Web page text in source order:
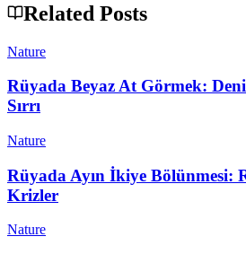
Related Posts
Nature
Rüyada Beyaz At Görmek:
Sırrı
Nature
Rüyada Ayın İkiye Bölünmesi:
Krizler
Nature